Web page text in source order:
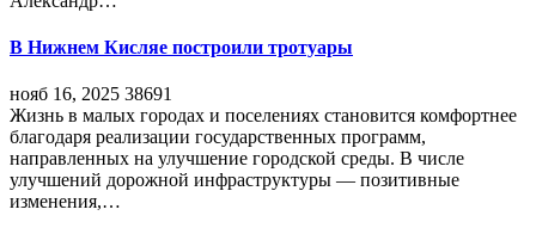
В Нижнем Кисляе построили тротуары
нояб 16, 2025 38691
Жизнь в малых городах и поселениях становится комфортнее
благодаря реализации государственных программ,
направленных на улучшение городской среды. В числе
улучшений дорожной инфраструктуры — позитивные
изменения,…